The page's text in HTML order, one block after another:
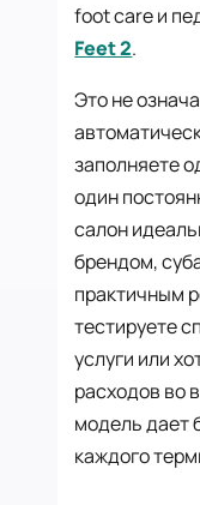
foot care и
Feet 2.
Это не
заполняете
один
салон
брендом,
практичным
тестируете
услуги или
расходов во
модель дает
каждого